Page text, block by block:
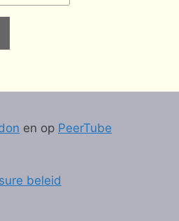
en op PeerTube
beleid